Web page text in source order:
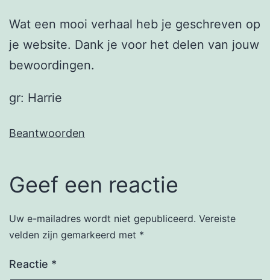
Wat een mooi verhaal heb je geschreven op
je website. Dank je voor het delen van jouw
bewoordingen.
gr: Harrie
Beantwoorden
Geef een reactie
Uw e-mailadres wordt niet gepubliceerd. Vereiste
velden zijn gemarkeerd met *
Reactie *